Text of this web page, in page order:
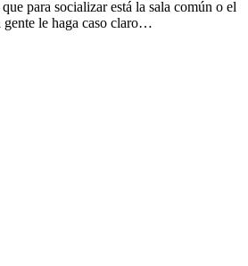
para socializar está la sala común o el
gente le haga caso claro…